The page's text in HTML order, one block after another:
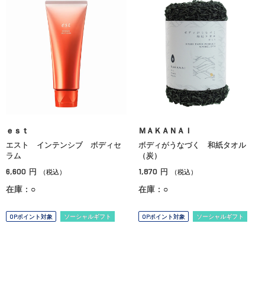
ｅｓｔ
エスト インテンシブ ボディセ
ラム
6,600 円 （税込）
在庫：○
OPポイント対象 ソーシャルギフト
ＭＡＫＡＮＡＩ
ボディがうなづく 和紙タオル
（炭）
1,870 円 （税込）
在庫：○
OPポイント対象 ソーシャルギフト